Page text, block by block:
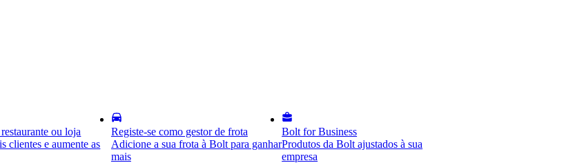
ou loja
clientes e aumente as
Registe-se como gestor de frota
Adicione a sua frota à Bolt para ganhar
mais
Bolt for Business
Produtos da Bolt ajustados à sua
empresa